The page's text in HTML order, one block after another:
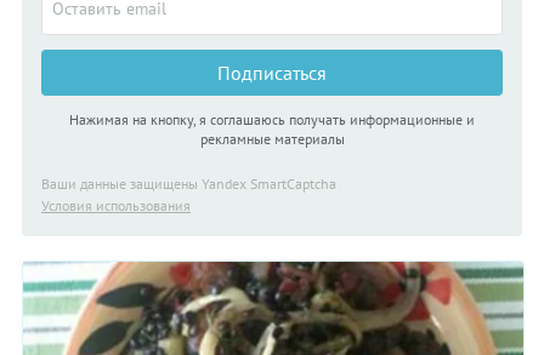
Подписаться
Нажимая на кнопку, я соглашаюсь получать информационные и
рекламные материалы
Ваши данные защищены Yandex SmartCaptcha
Условия использования